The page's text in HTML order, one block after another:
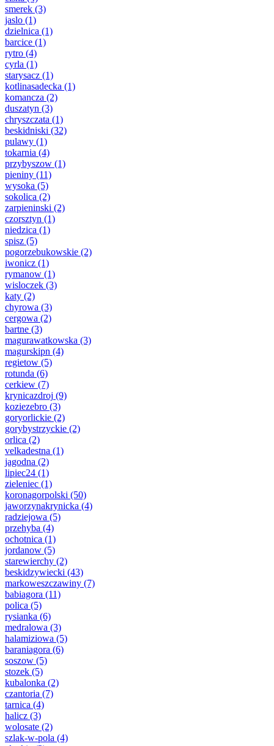
smerek (3)
jaslo (1)
dzielnica (1)
barcice (1)
rytro (4)
cyrla (1)
starysacz (1)
kotlinasadecka (1)
komancza (2)
duszatyn (3)
chryszczata (1)
beskidniski (32)
pulawy (1)
tokarnia (4)
przybyszow (1)
pieniny (11)
wysoka (5)
sokolica (2)
zarpieninski (2)
czorsztyn (1)
niedzica (1)
spisz (5)
pogorzebukowskie (2)
iwonicz (1)
rymanow (1)
wisloczek (3)
katy (2)
chyrowa (3)
cergowa (2)
bartne (3)
magurawatkowska (3)
magurskipn (4)
regietow (5)
rotunda (6)
cerkiew (7)
krynicazdroj (9)
koziezebro (3)
goryorlickie (2)
gorybystrzyckie (2)
orlica (2)
velkadestna (1)
jagodna (2)
lipiec24 (1)
zieleniec (1)
koronagorpolski (50)
jaworzynakrynicka (4)
radziejowa (5)
przehyba (4)
ochotnica (1)
jordanow (5)
starewierchy (2)
beskidzywiecki (43)
markoweszczawiny (7)
babiagora (11)
polica (5)
rysianka (6)
medralowa (3)
halamiziowa (5)
baraniagora (6)
soszow (5)
stozek (5)
kubalonka (2)
czantoria (7)
tarnica (4)
halicz (3)
wolosate (2)
szlak-w-pola (4)